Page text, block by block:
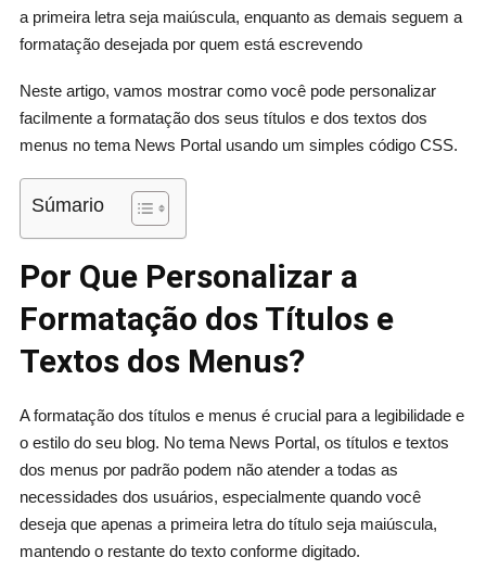
a primeira letra seja maiúscula, enquanto as demais seguem a
formatação desejada por quem está escrevendo
Neste artigo, vamos mostrar como você pode personalizar
facilmente a formatação dos seus títulos e dos textos dos
menus no tema News Portal usando um simples código CSS.
Súmario
Por Que Personalizar a
Formatação dos Títulos e
Textos dos Menus?
A formatação dos títulos e menus é crucial para a legibilidade e
o estilo do seu blog. No tema News Portal, os títulos e textos
dos menus por padrão podem não atender a todas as
necessidades dos usuários, especialmente quando você
deseja que apenas a primeira letra do título seja maiúscula,
mantendo o restante do texto conforme digitado.